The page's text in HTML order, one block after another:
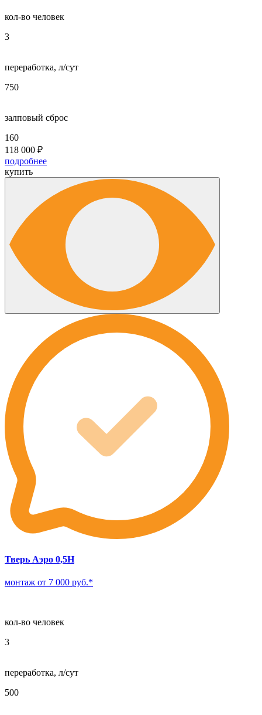
кол-во человек
3
переработка, л/сут
750
залповый сброс
160
118 000 ₽
подробнее
купить
Тверь Аэро 0,5Н
монтаж от 7 000 руб.*
кол-во человек
3
переработка, л/сут
500